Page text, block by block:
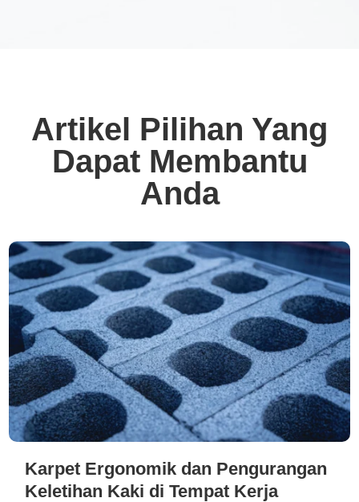
Artikel Pilihan Yang
Dapat Membantu
Anda
Karpet Ergonomik dan Pengurangan
Keletihan Kaki di Tempat Kerja